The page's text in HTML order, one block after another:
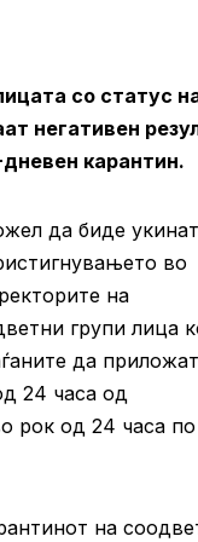
со статус
негативен
карантин.
да биде
во
на
групи лица
да приложат
24 часа од
рок од 24 часа по
на